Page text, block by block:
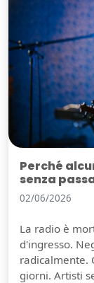
Perché
senza
02/06/2026
La radio è
d'ingresso.
radicalmente.
giorni. Artisti